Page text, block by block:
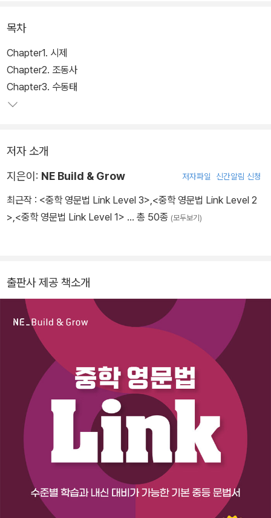
목차
Chapter1. 시제
Chapter2. 조동사
Chapter3. 수동태
저자 소개
지은이: NE Build & Grow 저자파일 신간알림 신청
최근작 : <중학 영문법 Link Level 3>,<중학 영문법 Link Level 2
>,<중학 영문법 Link Level 1> … 총 50종 (모두보기)
출판사 제공 책소개